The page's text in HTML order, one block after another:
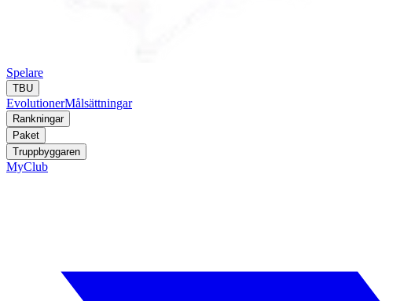
Spelare
TBU
EvolutionerMålsättningar
Rankningar
Paket
Truppbyggaren
MyClub